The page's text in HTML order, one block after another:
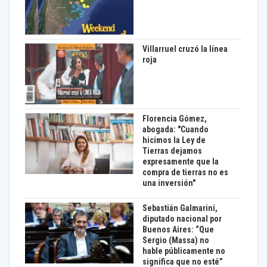
Villarruel cruzó la línea
roja
Florencia Gómez,
abogada: "Cuando
hicimos la Ley de
Tierras dejamos
expresamente que la
compra de tierras no es
una inversión"
Sebastián Galmarini,
diputado nacional por
Buenos Aires: “Que
Sergio (Massa) no
hable públicamente no
significa que no esté”